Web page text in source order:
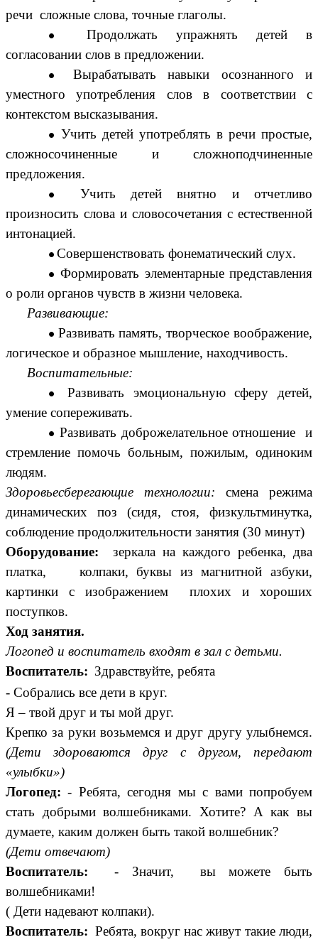
речи сложные слова, точные глаголы.
Продолжать упражнять детей в
согласовании слов в предложении.
Вырабатывать навыки осознанного и
уместного употребления слов в соответствии с
контекстом высказывания.
Учить детей употреблять в речи простые,
сложносочиненные и сложноподчиненные
предложения.
Учить детей внятно и отчетливо
произносить слова и словосочетания с естественной
интонацией.
Совершенствовать фонематический слух.
Формировать элементарные представления
о роли органов чувств в жизни человека.
Развивающие:
Развивать память, творческое воображение,
логическое и образное мышление, находчивость.
Воспитательные:
Развивать эмоциональную сферу детей,
умение сопереживать.
Развивать доброжелательное отношение и
стремление помочь больным, пожилым, одиноким
людям.
Здоровьесберегающие технологии: смена режима
динамических поз (сидя, стоя, физкультминутка,
соблюдение продолжительности занятия (30 минут)
Оборудование:
зеркала на каждого ребенка, два
платка, колпаки, буквы из магнитной азбуки,
картинки с изображением плохих и хороших
поступков.
Ход занятия.
Логопед и воспитатель входят в зал с детьми.
Воспитатель: Здравствуйте, ребята
- Собрались все дети в круг.
Я – твой друг и ты мой друг.
Крепко за руки возьмемся и друг другу улыбнемся.
(Дети здороваются друг с другом, передают
«улыбки»)
Логопед: - Ребята, сегодня мы с вами попробуем
стать добрыми волшебниками. Хотите? А как вы
думаете, каким должен быть такой волшебник?
(Дети отвечают)
Воспитатель:
- Значит, вы можете быть
волшебниками!
( Дети надевают колпаки).
Воспитатель: Ребята, вокруг нас живут такие люди,